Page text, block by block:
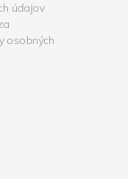
údajov
osobných